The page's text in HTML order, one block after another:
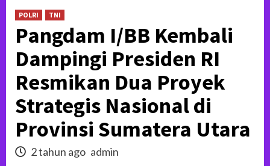
POLRI TNI
Pangdam I/BB Kembali
Dampingi Presiden RI
Resmikan Dua Proyek
Strategis Nasional di
Provinsi Sumatera Utara
2 tahun ago admin